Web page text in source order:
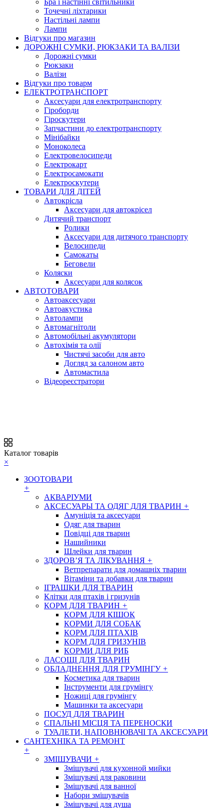
Бра і настінні світильники
Точечні ліхтарики
Настільні лампи
Лампи
Відгуки про магазин
ДОРОЖНІ СУМКИ, РЮКЗАКИ ТА ВАЛІЗИ
Дорожні сумки
Рюкзаки
Валізи
Відгуки про товарм
ЕЛЕКТРОТРАНСПОРТ
Аксесуари для електротранспорту
Гіроборди
Гіроскутери
Запчастини до електротранспорту
Мінібайки
Моноколеса
Електровелосипеди
Електрокарт
Електросамокати
Електроскутери
ТОВАРИ ДЛЯ ДІТЕЙ
Автокрісла
Аксесуари для автокрісел
Дитячий транспорт
Ролики
Аксесуари для дитячого транспорту
Велосипеди
Самокаты
Беговели
Коляски
Аксесуари для колясок
АВТОТОВАРИ
Автоаксесуари
Автоакустика
Автолампи
Автомагнітоли
Автомобільні акумулятори
Автохімія та олії
Чистячі засоби для авто
Догляд за салоном авто
Автомастила
Відеореєстратори
Каталог товарів
×
ЗООТОВАРИ
+
АКВАРІУМИ
АКСЕСУАРЫ ТА ОДЯГ ДЛЯ ТВАРИН +
Амуніція та аксесуари
Одяг для тварин
Повідці для тварин
Нашийники
Шлейки для тварин
ЗДОРОВ’Я ТА ЛІКУВАННЯ +
Ветпрепарати для домашніх тварин
Вітаміни та добавки для тварин
ІГРАШКИ ДЛЯ ТВАРИН
Клітки для птахів і гризунів
КОРМ ДЛЯ ТВАРИН +
КОРМ ДЛЯ КІШОК
КОРМИ ДЛЯ СОБАК
КОРМ ДЛЯ ПТАХІВ
КОРМ ДЛЯ ГРИЗУНІВ
КОРМИ ДЛЯ РИБ
ЛАСОЩІ ДЛЯ ТВАРИН
ОБЛАДНЕННЯ ДЛЯ ГРУМІНГУ +
Косметика для тварин
Інструменти для грумінгу
Ножиці для грумінгу
Машинки та аксесуари
ПОСУД ДЛЯ ТВАРИН
СПАЛЬНІ МІСЦЯ ТА ПЕРЕНОСКИ
ТУАЛЕТИ, НАПОВНЮВАЧІ ТА АКСЕСУАРИ
САНТЕХНІКА ТА РЕМОНТ
+
ЗМІШУВАЧИ +
Змішувачі для кухонной мийки
Змішувачі для раковини
Змішувачі для ванної
Набори змішувачів
Змішувачі для душа